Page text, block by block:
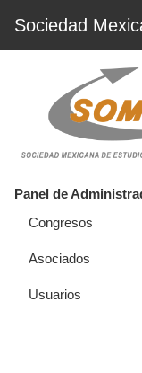
Sociedad
Panel de
Congresos
Asociados
Usuarios